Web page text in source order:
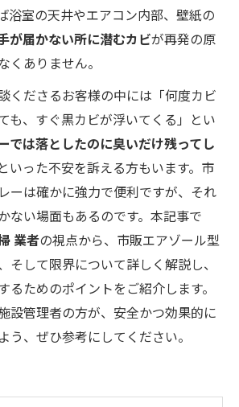
浴室の天井やエアコン内部、壁紙の
が届かない所に潜むカビが再発の原
くありません。
くださるお客様の中には「何度カビ
も、すぐ黒カビが浮いてくる」とい
では落としたのに臭いだけ残ってし
いった不安を訴える方もいます。市
ーは確かに強力で便利ですが、それ
ない場面もあるのです。本記事で
業者の視点から、市販エアゾール型
そして限界について詳しく解説し、
るためのポイントをご紹介します。
設管理者の方が、安全かつ効果的に
う、ぜひ参考にしてください。